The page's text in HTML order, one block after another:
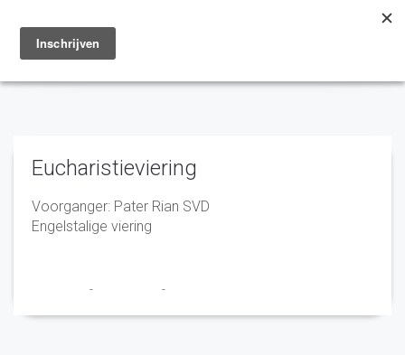
Toggle
navigation
Eucharistieviering
Voorganger: Pater Rian SVD
Engelstalige viering
- -